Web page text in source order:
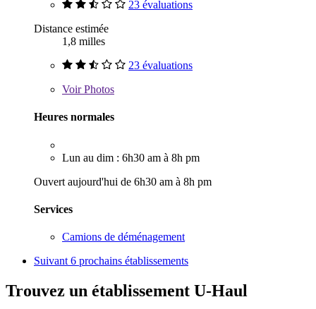
23 évaluations
Distance estimée
1,8 milles
23 évaluations
VoirPhotos
Heures normales
Lun au dim : 6h30 am à 8h pm
Ouvert aujourd'hui de 6h30 am à 8h pm
Services
Camions de déménagement
Suivant 6 prochains établissements
Trouvez un établissement U-Haul